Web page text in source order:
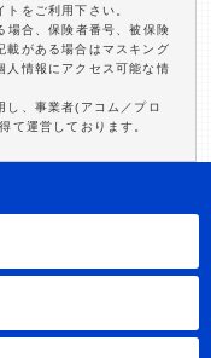
をご利用下さい。
場合、保険者番号、被保険
載がある場合はマスキング
人情報にアクセス可能な情
、事業者(アコム／プロ
て運営しております。